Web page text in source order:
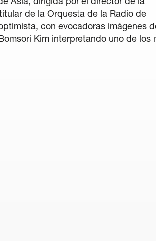
Asia, dirigida por el director de la
de la Orquesta de la Radio de
con evocadoras imágenes
Kim interpretando uno de los